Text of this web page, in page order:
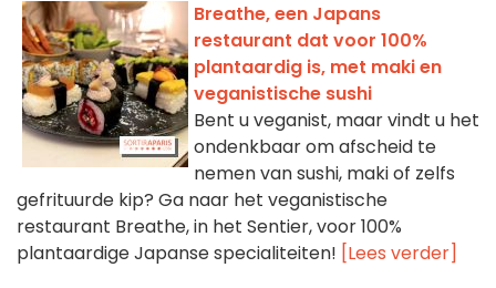
Breathe, een Japans
restaurant dat voor 100%
plantaardig is, met maki en
veganistische sushi
Bent u veganist, maar vindt u het
ondenkbaar om afscheid te
nemen van sushi, maki of zelfs
gefrituurde kip? Ga naar het veganistische
restaurant Breathe, in het Sentier, voor 100%
plantaardige Japanse specialiteiten! [Lees verder]